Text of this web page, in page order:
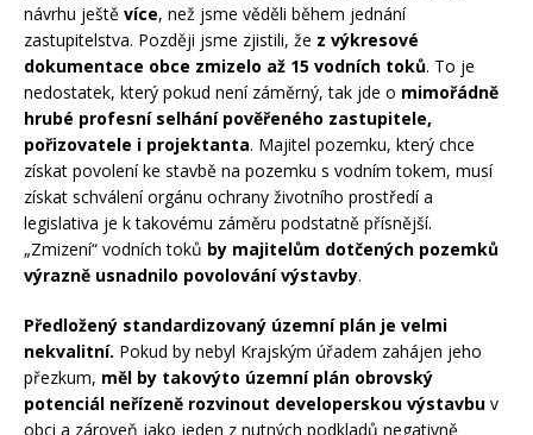
návrhu ještě více, než jsme věděli během jednání
zastupitelstva. Později jsme zjistili, že z výkresové
dokumentace obce zmizelo až 15 vodních toků. To je
nedostatek, který pokud není záměrný, tak jde o mimořádně
hrubé profesní selhání pověřeného zastupitele,
pořizovatele i projektanta. Majitel pozemku, který chce
získat povolení ke stavbě na pozemku s vodním tokem, musí
získat schválení orgánu ochrany životního prostředí a
legislativa je k takovému záměru podstatně přísnější.
„Zmizení“ vodních toků by majitelům dotčených pozemků
výrazně usnadnilo povolování výstavby.
Předložený standardizovaný územní plán je velmi
nekvalitní. Pokud by nebyl Krajským úřadem zahájen jeho
přezkum, měl by takovýto územní plán obrovský
potenciál neřízeně rozvinout developerskou výstavbu v
obci a zároveň jako jeden z nutných podkladů negativně